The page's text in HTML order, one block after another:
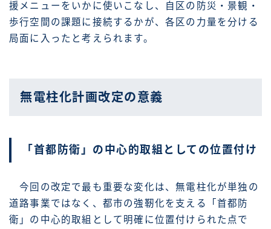
援メニューをいかに使いこなし、自区の防災・景観・
歩行空間の課題に接続するかが、各区の力量を分ける
局面に入ったと考えられます。
無電柱化計画改定の意義
「首都防衛」の中心的取組としての位置付け
今回の改定で最も重要な変化は、無電柱化が単独の
道路事業ではなく、都市の強靭化を支える「首都防
衛」の中心的取組として明確に位置付けられた点で